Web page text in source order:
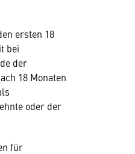
ersten 18
bei
der
18 Monaten
oder der
für